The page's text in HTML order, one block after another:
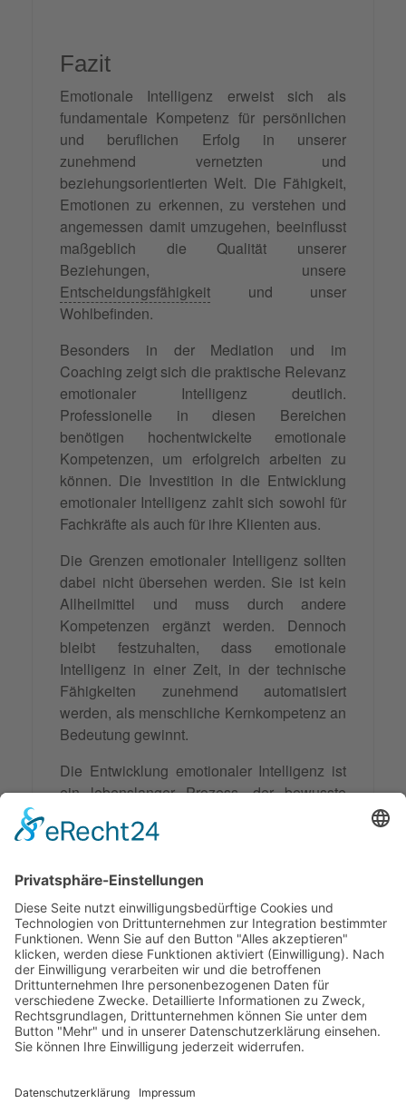
Fazit
Emotionale Intelligenz erweist sich als
fundamentale Kompetenz für persönlichen
und beruflichen Erfolg in unserer
zunehmend vernetzten und
beziehungsorientierten Welt. Die Fähigkeit,
Emotionen zu erkennen, zu verstehen und
angemessen damit umzugehen, beeinflusst
maßgeblich die Qualität unserer
Beziehungen, unsere
Entscheidungsfähigkeit und unser
Wohlbefinden.
Besonders in der Mediation und im
Coaching zeigt sich die praktische Relevanz
emotionaler Intelligenz deutlich.
Professionelle in diesen Bereichen
benötigen hochentwickelte emotionale
Kompetenzen, um erfolgreich arbeiten zu
können. Die Investition in die Entwicklung
emotionaler Intelligenz zahlt sich sowohl für
Fachkräfte als auch für ihre Klienten aus.
Die Grenzen emotionaler Intelligenz sollten
dabei nicht übersehen werden. Sie ist kein
Allheilmittel und muss durch andere
Kompetenzen ergänzt werden. Dennoch
bleibt festzuhalten, dass emotionale
Intelligenz in einer Zeit, in der technische
Fähigkeiten zunehmend automatisiert
werden, als menschliche Kernkompetenz an
Bedeutung gewinnt.
Die Entwicklung emotionaler Intelligenz ist
ein lebenslanger Prozess, der bewusste
erfordert. Die Investition in diese
Verbesserungen in allen Lebensbereichen
und trägt zu einer empathischeren und
konstruktiveren Gesellschaft bei.
Synonyme: EI, EQ
© 2026 Frank Hartung Ihr Mediator bei Konflikten in Familie,